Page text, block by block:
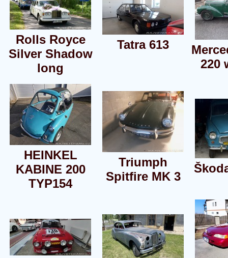
Rolls Royce
Silver Shadow
long
Tatra 613
220
HEINKEL
KABINE 200
TYP154
Triumph
Spitfire MK 3